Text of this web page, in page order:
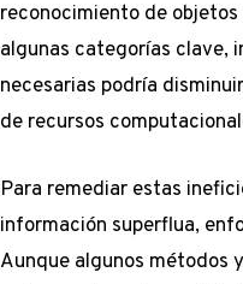
reconocimiento de
algunas categorías clave,
necesarias podría
de recursos
Para remediar estas
información superflua,
Aunque algunos métodos